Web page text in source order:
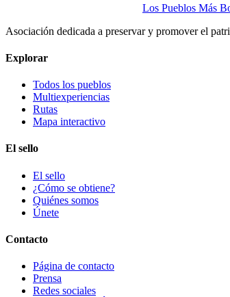
Los Pueblos Más
Asociación dedicada a preservar y promover el
Explorar
Todos los pueblos
Multiexperiencias
Rutas
Mapa interactivo
El sello
El sello
¿Cómo se obtiene?
Quiénes somos
Únete
Contacto
Página de contacto
Prensa
Redes sociales